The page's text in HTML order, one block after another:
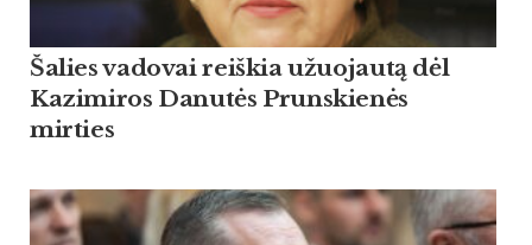
Šalies vadovai reiškia užuojautą dėl
Kazimiros Danutės Prunskienės
mirties